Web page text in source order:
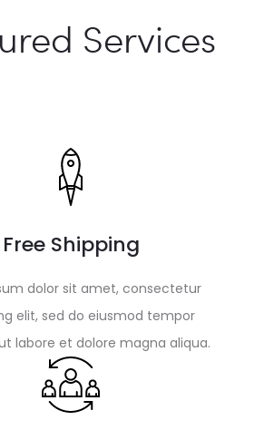
Services
Free Shipping
dolor sit amet, consectetur
elit, sed do eiusmod tempor
labore et dolore magna aliqua.